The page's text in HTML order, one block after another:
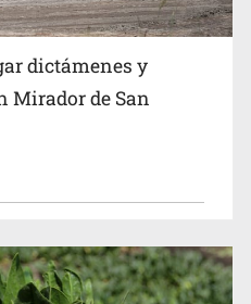
dictámenes y
Mirador de San